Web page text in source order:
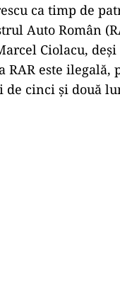
ca timp de
Auto Român
Ciolacu,
este ilegală,
de cinci și două